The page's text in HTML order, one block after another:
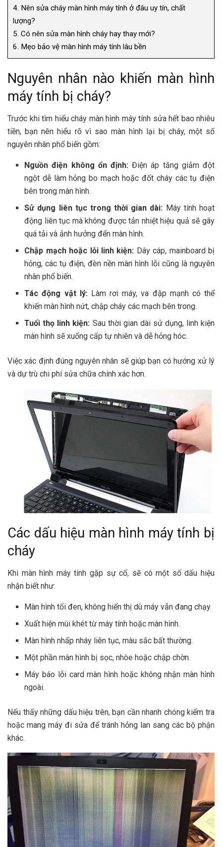
4. Nên sửa cháy màn hình máy tính ở đâu uy tín, chất
lượng?
5. Có nên sửa màn hình cháy hay thay mới?
6. Mẹo bảo vệ màn hình máy tính lâu bền
Nguyên nhân nào khiến màn hình
máy tính bị cháy?
Trước khi tìm hiểu cháy màn hình máy tính sửa hết bao nhiêu
tiền, bạn nên hiểu rõ vì sao màn hình lại bị cháy, một số
nguyên nhân phổ biến gồm:
Nguồn điện không ổn định:Điện áp tăng giảm đột
ngột dễ làm hỏng bo mạch hoặc đốt cháy các tụ điện
bên trong màn hình.
Sử dụng liên tục trong thời gian dài: Máy tính hoạt
động liên tục mà không được tản nhiệt hiệu quả sẽ gây
quá tải và ảnh hưởng đến màn hình.
Chập mạch hoặc lỗi linh kiện: Dây cáp, mainboard bị
hỏng, các tụ điện, đèn nền màn hình lỗi cũng là nguyên
nhân phổ biến.
Tác động vật lý: Làm rơi máy, va đập mạnh có thể
khiến màn hình nứt, chập cháy các mạch bên trong.
Tuổi thọ linh kiện: Sau thời gian dài sử dụng, linh kiện
màn hình sẽ xuống cấp tự nhiên và dễ hỏng hóc.
Việc xác định đúng nguyên nhân sẽ giúp bạn có hướng xử lý
và dự trù chi phí sửa chữa chính xác hơn.
Các dấu hiệu màn hình máy tính bị
cháy
Khi màn hình máy tính gặp sự cố, sẽ có một số dấu hiệu
nhận biết như:
Màn hình tối đen, không hiển thị dù máy vẫn đang chạy.
Xuất hiện mùi khét từ máy tính hoặc màn hình.
Màn hình nhấp nháy liên tục, màu sắc bất thường.
Một phần màn hình bị sọc, nhòe hoặc chập chờn.
Máy báo lỗi card màn hình hoặc không nhận màn hình
ngoài.
Nếu thấy những dấu hiệu trên, bạn cần nhanh chóng kiểm tra
hoặc mang máy đi sửa để tránh hỏng lan sang các bộ phận
khác.